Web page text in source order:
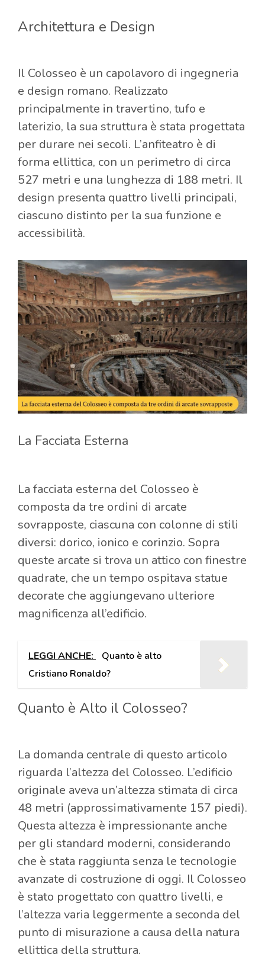
Architettura e Design
Il Colosseo è un capolavoro di ingegneria
e design romano. Realizzato
principalmente in travertino, tufo e
laterizio, la sua struttura è stata progettata
per durare nei secoli. L’anfiteatro è di
forma ellittica, con un perimetro di circa
527 metri e una lunghezza di 188 metri. Il
design presenta quattro livelli principali,
ciascuno distinto per la sua funzione e
accessibilità.
La Facciata Esterna
La facciata esterna del Colosseo è
composta da tre ordini di arcate
sovrapposte, ciascuna con colonne di stili
diversi: dorico, ionico e corinzio. Sopra
queste arcate si trova un attico con finestre
quadrate, che un tempo ospitava statue
decorate che aggiungevano ulteriore
magnificenza all’edificio.
LEGGI ANCHE:
Quanto è alto
Cristiano Ronaldo?
Quanto è Alto il Colosseo?
La domanda centrale di questo articolo
riguarda l’altezza del Colosseo. L’edificio
originale aveva un’altezza stimata di circa
48 metri (approssimativamente 157 piedi).
Questa altezza è impressionante anche
per gli standard moderni, considerando
che è stata raggiunta senza le tecnologie
avanzate di costruzione di oggi. Il Colosseo
è stato progettato con quattro livelli, e
l’altezza varia leggermente a seconda del
punto di misurazione a causa della natura
ellittica della struttura.